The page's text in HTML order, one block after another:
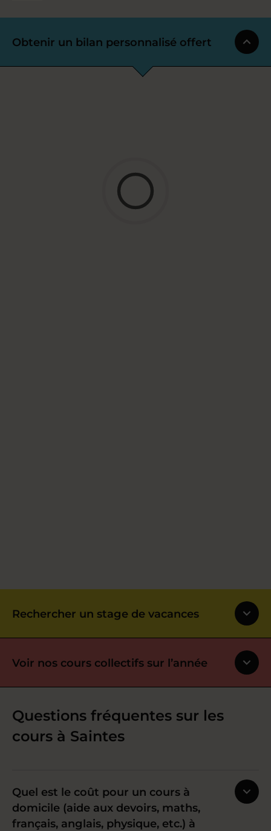
Obtenir un bilan personnalisé offert
Rechercher un stage de vacances
Voir nos cours collectifs sur l’année
Questions fréquentes sur les
cours à Saintes
Quel est le coût pour un cours à
domicile (aide aux devoirs, maths,
français, anglais, physique, etc.) à